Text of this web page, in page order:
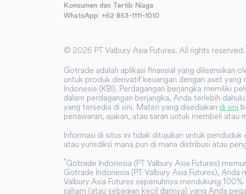
Konsumen dan Tertib Niaga
WhatsApp: +62 853-1111-1010
© 2026 PT Valbury Asia Futures. All rights reserved.
Gotrade adalah aplikasi finansial yang dilisensikan
untuk produk derivatif keuangan dengan aset yang
Indonesia (KBI). Perdagangan berjangka memiliki
dalam perdagangan berjangka, Anda terlebih
yang tersedia di sini. Materi yang disediakan di sini
penawaran, ajakan, atau saran untuk membeli atau
Informasi di situs ini tidak ditujukan untuk
atau yurisdiksi mana pun di mana distribusi atau
*Gotrade Indonesia (PT Valbury Asia Futures)
Gotrade Indonesia (PT Valbury Asia Futures), Anda
Valbury Asia Futures sepenuhnya mendukung
saham (atau sebagian kecil darinya) yang Anda